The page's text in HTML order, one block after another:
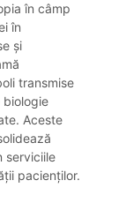
în câmp
în
și
transmise
biologie
Aceste
serviciile
pacienților.